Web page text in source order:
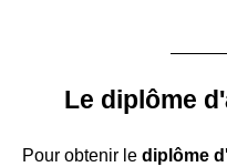
Le diplôme
Pour obtenir le diplôme